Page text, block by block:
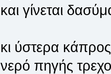
και γίνεται
κι ύστερα
νερό πηγής